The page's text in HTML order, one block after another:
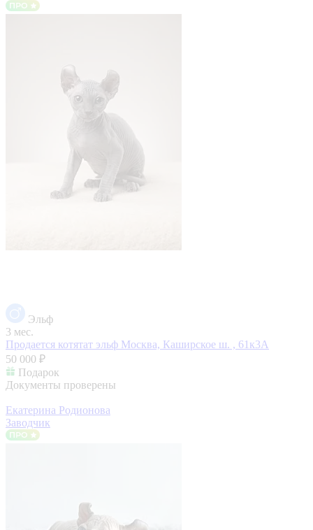
Эльф
3 мес.
Продается котятат эльф Москва, Каширское ш. , 61к3А
50 000 ₽
Подарок
Документы проверены
Екатерина Родионова
Заводчик